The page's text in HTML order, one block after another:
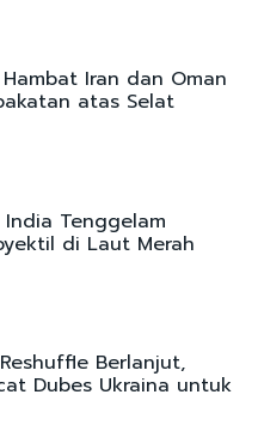
Iran dan Oman
atas Selat
Tenggelam
di Laut Merah
Berlanjut,
Dubes Ukraina untuk